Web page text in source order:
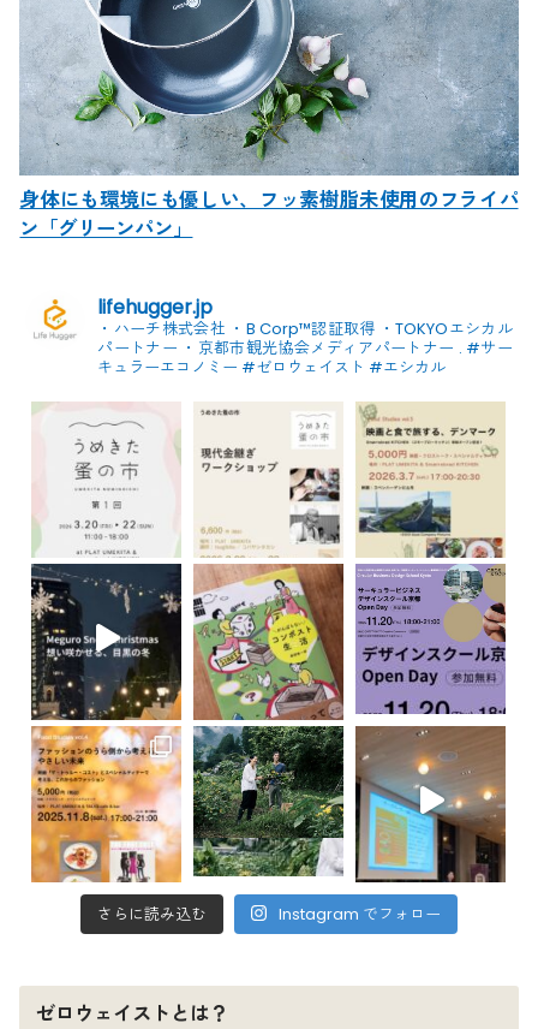
身体にも環境にも優しい、フッ素樹脂未使用のフライパ
ン「グリーンパン」
lifehugger.jp
・ハーチ株式会社 ・B Corp™認証取得 ・TOKYOエシカル
パートナー ・京都市観光協会メディアパートナー . #サー
キュラーエコノミー #ゼロウェイスト #エシカル
さらに読み込む Instagram でフォロー
ゼロウェイストとは？